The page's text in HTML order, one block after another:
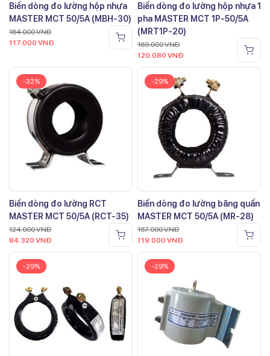
Biến dòng đo lường hộp nhựa
MASTER MCT 50/5A (MBH-30)
164.000VNĐ
117.000 VNĐ
Biến dòng đo lường hộp nhựa 1
pha MASTER MCT 1P-50/5A
(MRT1P-20)
169.000VNĐ
120.080 VNĐ
-32%
Biến dòng đo lường RCT
MASTER MCT 50/5A (RCT-35)
124.000VNĐ
84.320 VNĐ
-29%
Biến dòng đo lường băng quấn
MASTER MCT 50/5A (MR-28)
167.000VNĐ
119.000 VNĐ
-29% -29%